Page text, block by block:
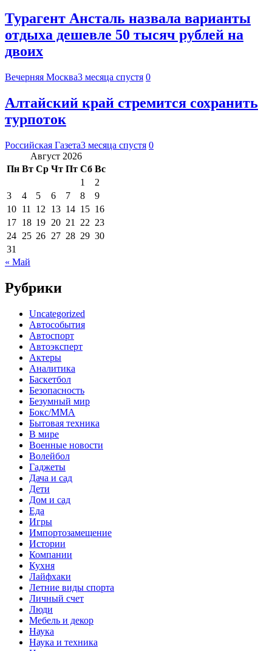
Турагент Ансталь назвала варианты
отдыха дешевле 50 тысяч рублей на
двоих
Вечерняя Москва3 месяца спустя 0
Алтайский край стремится сохранить
турпоток
Российская Газета3 месяца спустя 0
Август 2026
Пн Вт Ср Чт Пт Сб Вс
1
2
3
4 5 6 7 8
9
10 11 12 13 14 15 16
17 18 19 20 21 22 23
24 25 26 27 28 29 30
31
« Май
Рубрики
Uncategorized
Автособытия
Автоспорт
Автоэксперт
Актеры
Аналитика
Баскетбол
Безопасность
Безумный мир
Бокс/MMA
Бытовая техника
В мире
Военные новости
Волейбол
Гаджеты
Дача и сад
Дети
Дом и сад
Еда
Игры
Импортозамещение
Истории
Компании
Кухня
Лайфхаки
Летние виды спорта
Личный счет
Люди
Мебель и декор
Наука
Наука и техника